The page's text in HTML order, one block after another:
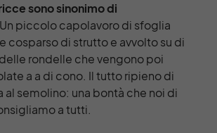
sono sinonimo di
piccolo capolavoro di sfoglia
cosparso di strutto e avvolto su di
rondelle che vengono poi
a a di cono. Il tutto ripieno di
al semolino: una bontà che noi di
a tutti.